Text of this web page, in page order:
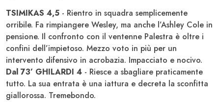
TSIMIKAS 4,5 - Rientro in squadra semplicemente
orribile. Fa rimpiangere Wesley, ma anche l’Ashley Cole in
pensione. Il confronto con il ventenne Palestra è oltre i
confini dell’impietoso. Mezzo voto in più per un
intervento difensivo in acrobazia. Impacciato e nocivo.
Dal 73’ GHILARDI 4 - Riesce a sbagliare praticamente
tutto. La sua entrata è una iattura e decreta la sconfitta
giallorossa. Tremebondo.